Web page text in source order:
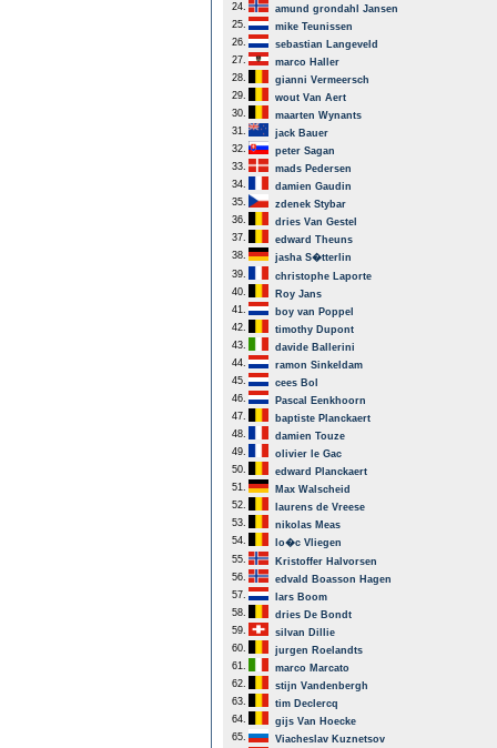
24.
amund grondahl Jansen
25.
mike Teunissen
26.
sebastian Langeveld
27.
marco Haller
28.
gianni Vermeersch
29.
wout Van Aert
30.
maarten Wynants
31.
jack Bauer
32.
peter Sagan
33.
mads Pedersen
34.
damien Gaudin
35.
zdenek Stybar
36.
dries Van Gestel
37.
edward Theuns
38.
jasha S�tterlin
39.
christophe Laporte
40.
Roy Jans
41.
boy van Poppel
42.
timothy Dupont
43.
davide Ballerini
44.
ramon Sinkeldam
45.
cees Bol
46.
Pascal Eenkhoorn
47.
baptiste Planckaert
48.
damien Touze
49.
olivier le Gac
50.
edward Planckaert
51.
Max Walscheid
52.
laurens de Vreese
53.
nikolas Meas
54.
lo�c Vliegen
55.
Kristoffer Halvorsen
56.
edvald Boasson Hagen
57.
lars Boom
58.
dries De Bondt
59.
silvan Dillie
60.
jurgen Roelandts
61.
marco Marcato
62.
stijn Vandenbergh
63.
tim Declercq
64.
gijs Van Hoecke
65.
Viacheslav Kuznetsov